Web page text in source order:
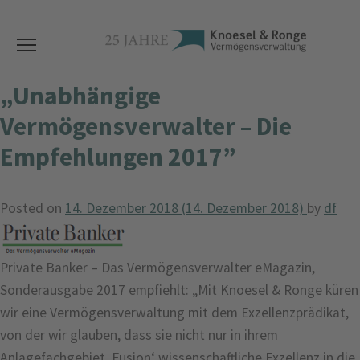
„Unabhängige
Vermögensverwalter – Die
Empfehlungen 2017”
Posted on 14. Dezember 2018 (14. Dezember 2018) by df
Private Banker – Das Vermögensverwalter eMagazin,
Sonderausgabe 2017 empfiehlt: „Mit Knoesel & Ronge küren
wir eine Vermögensverwaltung mit dem Exzellenzprädikat,
von der wir glauben, dass sie nicht nur in ihrem